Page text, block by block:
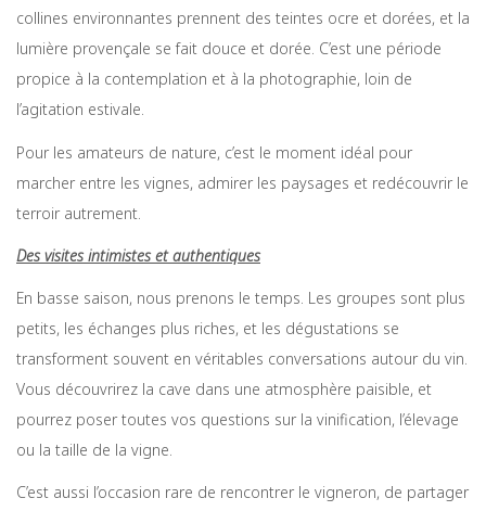
collines environnantes prennent des teintes ocre et dorées, et la
lumière provençale se fait douce et dorée. C’est une période
propice à la contemplation et à la photographie, loin de
l’agitation estivale.
Pour les amateurs de nature, c’est le moment idéal pour
marcher entre les vignes, admirer les paysages et redécouvrir le
terroir autrement.
Des visites intimistes et authentiques
En basse saison, nous prenons le temps. Les groupes sont plus
petits, les échanges plus riches, et les dégustations se
transforment souvent en véritables conversations autour du vin.
Vous découvrirez la cave dans une atmosphère paisible, et
pourrez poser toutes vos questions sur la vinification, l’élevage
ou la taille de la vigne.
C’est aussi l’occasion rare de rencontrer le vigneron, de partager